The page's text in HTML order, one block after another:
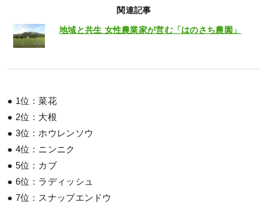
関連記事
地域と共生 女性農業家が営む「はのさち農園」
● 1位：菜花
● 2位：大根
● 3位：ホウレンソウ
● 4位：ニンニク
● 5位：カブ
● 6位：ラディッシュ
● 7位：スナップエンドウ